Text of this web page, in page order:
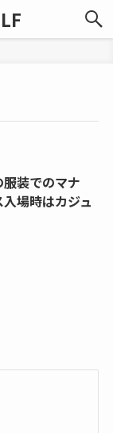
装でのマナ
場時はカジュ